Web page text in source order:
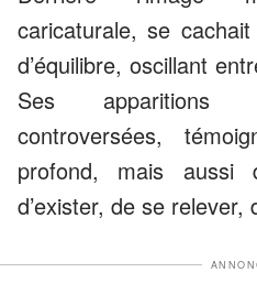
caricaturale, se
d’équilibre, oscillant
Ses apparitions
controversées,
profond, mais aussi
d’exister, de se